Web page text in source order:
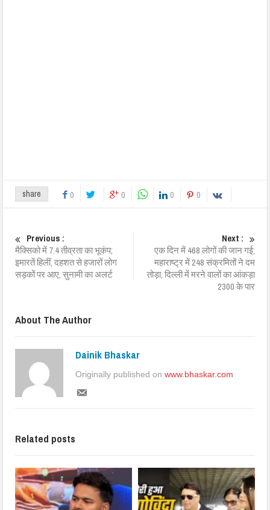
share 0 0 0 0
Previous :
मैक्सिको में 7.4 तीव्रता का भूकंप;
इमारतें हिलीं, दहशत से हजारों लोग
सड़कों पर आए, सुनामी का अलर्ट
Next :
एक दिन में 468 लोगों की जान गई;
महाराष्ट्र में 248 संक्रमितों ने दम
तोड़ा, दिल्ली में मरने वालों का आंकड़ा
2300 के पार
About The Author
Dainik Bhaskar
Originally published onwww.bhaskar.com
Related posts